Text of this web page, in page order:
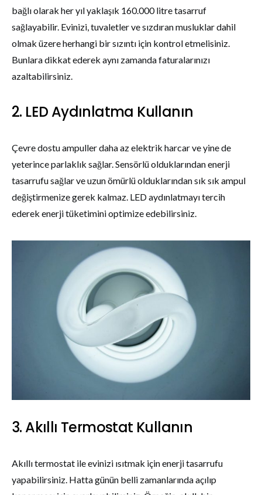
bağlı olarak her yıl yaklaşık 160.000 litre tasarruf
sağlayabilir. Evinizi, tuvaletler ve sızdıran musluklar dahil
olmak üzere herhangi bir sızıntı için kontrol etmelisiniz.
Bunlara dikkat ederek aynı zamanda faturalarınızı
azaltabilirsiniz.
2. LED Aydınlatma Kullanın
Çevre dostu ampuller daha az elektrik harcar ve yine de
yeterince parlaklık sağlar. Sensörlü olduklarından enerji
tasarrufu sağlar ve uzun ömürlü olduklarından sık sık ampul
değiştirmenize gerek kalmaz. LED aydınlatmayı tercih
ederek enerji tüketimini optimize edebilirsiniz.
3. Akıllı Termostat Kullanın
Akıllı termostat ile evinizi ısıtmak için enerji tasarrufu
yapabilirsiniz. Hatta günün belli zamanlarında açılıp